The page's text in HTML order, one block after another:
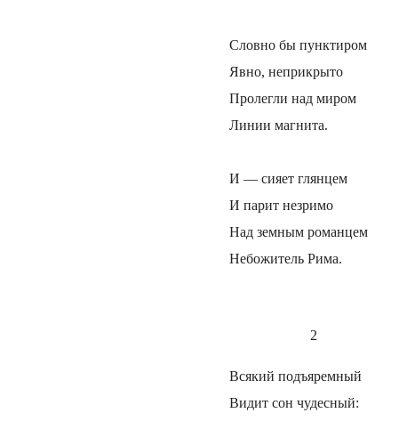
Словно бы пунктиром
Явно, неприкрыто
Пролегли над миром
Линии магнита.
И — сияет глянцем
И парит незримо
Над земным романцем
Небожитель Рима.
2
Всякий подъяремный
Видит сон чудесный: